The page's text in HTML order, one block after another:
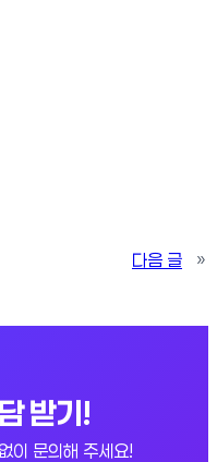
다음 글
»
받기!
이 문의해 주세요!